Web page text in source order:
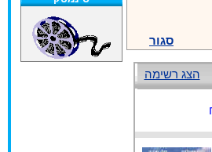
סגור
הצג רשימה